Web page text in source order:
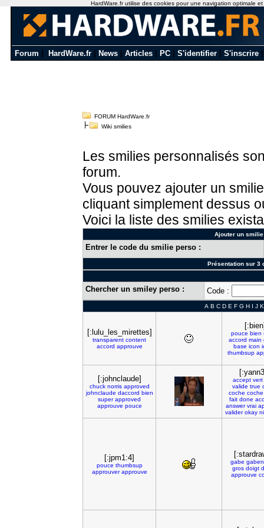
Forum HardWare.fr News Articles PC S'identifier S'inscrire
FORUM HardWare.fr
Wiki smilies
Les smilies personnalisés
forum.
Vous pouvez ajouter un
cliquant simplement dessus
Voici la liste des smilies
Ajouter un
Entrer le code du smilie perso :
Présentation sur 3
Chercher un smiley perso : Code :
A B C D E F G H I J K
[:lulu_les_mirettes]
transparent content
accord approuve
pouce bien
accord main
base icon
thumbsup
[:johnclaude]
chuck norris approved
johnclaude daccord bien
super approved
approuve pouce
accept vert
valide true
coche coche
fait done
answer vrai
valider okay
[:jpm1:4]
pouce thumbsup
approuver approuve
gabe gaben
gros doigt
approuve
HardWare.fr utilise des cookies pour une navigation optimale